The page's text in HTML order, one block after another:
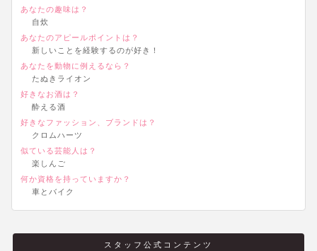
あなたの趣味は？
自炊
あなたのアピールポイントは？
新しいことを経験するのが好き！
あなたを動物に例えるなら？
たぬきライオン
好きなお酒は？
酔える酒
好きなファッション、ブランドは？
クロムハーツ
似ている芸能人は？
楽しんご
何か資格を持っていますか？
車とバイク
スタッフ公式コンテンツ